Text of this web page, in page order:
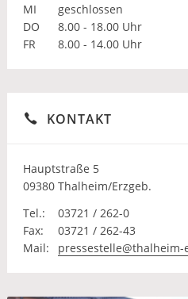
MI
geschlossen
DO
8.00 - 18.00 Uhr
FR
8.00 - 14.00 Uhr
KONTAKT
Hauptstraße 5
09380 Thalheim/Erzgeb.
Tel.:
03721 / 262-0
Fax:
03721 / 262-43
Mail:
pressestelle@thalheim-